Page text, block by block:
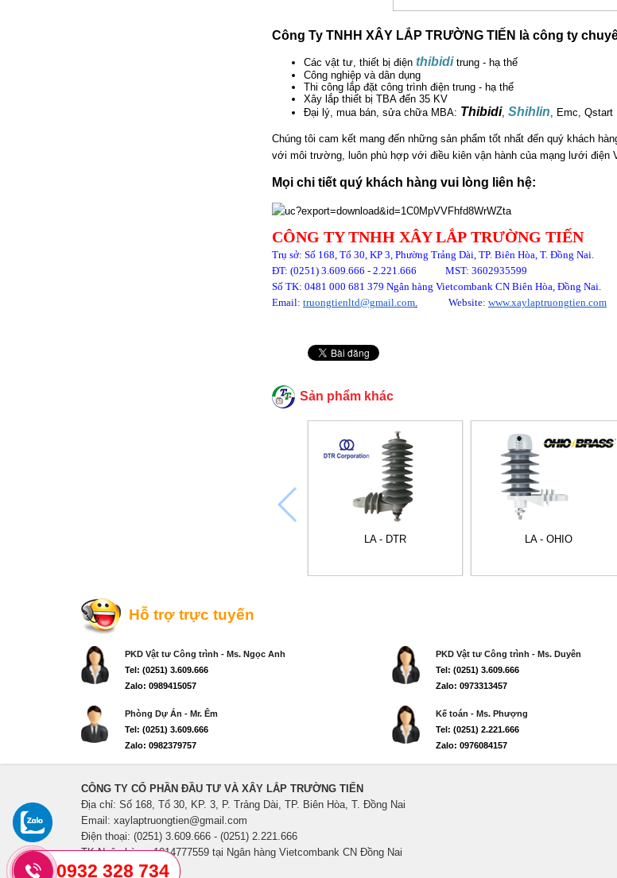
Công Ty TNHH XÂY LẮP TRƯỜNG TIẾN là công ty
Các vật tư, thiết bị điện thibidi trung - hạ thế
Công nghiệp và dân dụng
Thi công lắp đặt công trình điện trung - hạ thế
Xây lắp thiết bị TBA đến 35 KV
Đại lý, mua bán, sửa chữa MBA: Thibidi, Shihlin, Emc, Qstart
Chúng tôi cam kết mang đến những sản phẩm tốt nhất đến quý khách
với môi trường, luôn phù hợp với điều kiên vận hành của mạng lưới điện
Mọi chi tiết quý khách hàng vui lòng liên hệ:
CÔNG TY TNHH XÂY LẮP TRƯỜNG TIẾN
Trụ sở: Số 168, Tổ 30, KP 3, Phường Trảng Dài, TP. Biên Hòa, T. Đồng Nai.
ĐT: (0251) 3.609.666 - 2.221.666 MST: 3602935599
Số TK: 0481 000 681 379 Ngân hàng Vietcombank CN Biên Hòa, Đồng Nai.
Email: truongtienltd@gmail.com Website: www.xaylaptruongtien.com
Sản phẩm khác
LA - DTR LA - OHIO
Hỗ trợ trực tuyến
PKD Vật tư Công trình - Ms. Ngọc Anh
Tel: (0251) 3.609.666
Zalo: 0989415057
PKD Vật tư Công trình - Ms. Duyên
Tel: (0251) 3.609.666
Zalo: 0973313457
Phòng Dự Án - Mr. Êm
Tel: (0251) 3.609.666
Zalo: 0982379757
Kế toán - Ms. Phượng
Tel: (0251) 2.221.666
Zalo: 0976084157
CÔNG TY CỔ PHẦN ĐẦU TƯ VÀ XÂY LẮP TRƯỜNG TIẾN
Địa chỉ: Số 168, Tổ 30, KP. 3, P. Trảng Dài, TP. Biên Hòa, T. Đồng Nai
Email: xaylaptruongtien@gmail.com
Điện thoại: (0251) 3.609.666 - (0251) 2.221.666
TK Ngân hàng: 1014777559 tại Ngân hàng Vietcombank CN Đồng Nai
0932 328 734